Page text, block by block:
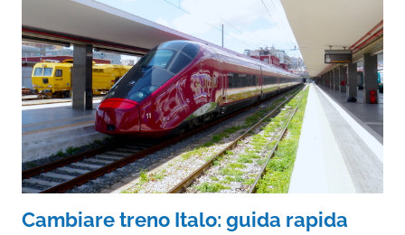
Cambiare treno Italo: guida rapida